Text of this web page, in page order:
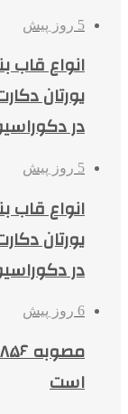
5 روز پیش
انواع قاب
یورتان
در
5 روز پیش
انواع قاب
یورتان
در
6 روز پیش
است